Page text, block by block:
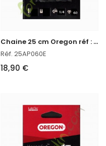
C
haine 25 cm Oregon réf : 25AP060E
Réf. 25AP060E
18,90 €